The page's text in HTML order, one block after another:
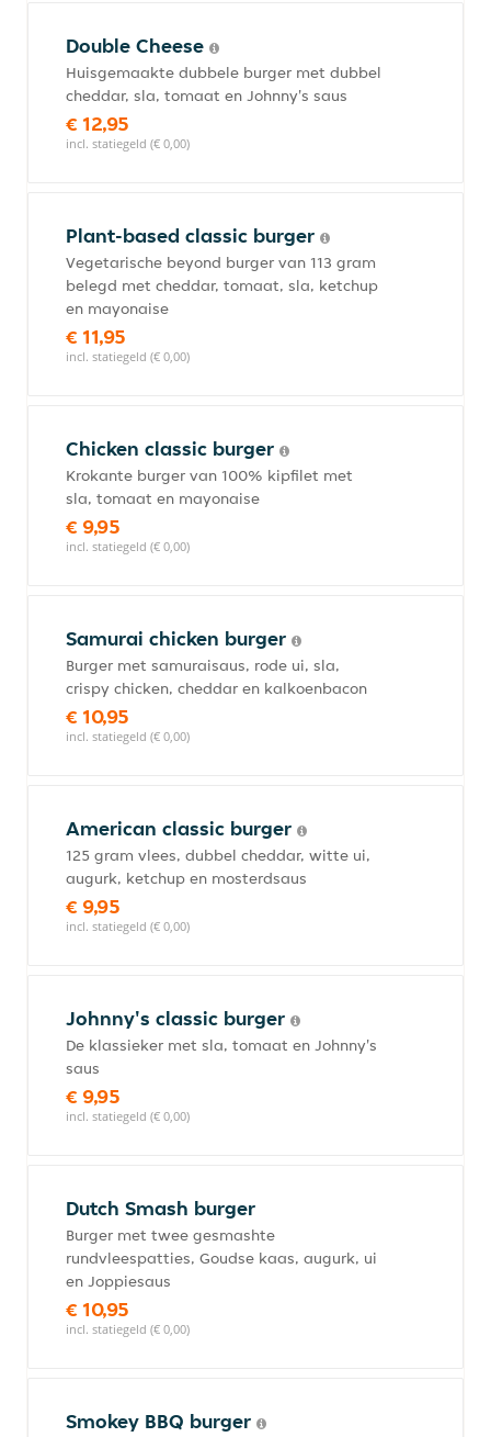
Double Cheese
Huisgemaakte dubbele burger met dubbel
cheddar, sla, tomaat en Johnny's saus
€ 12,95
incl. statiegeld (€ 0,00)
Plant-based classic burger
Vegetarische beyond burger van 113 gram
belegd met cheddar, tomaat, sla, ketchup
en mayonaise
€ 11,95
incl. statiegeld (€ 0,00)
Chicken classic burger
Krokante burger van 100% kipfilet met
sla, tomaat en mayonaise
€ 9,95
incl. statiegeld (€ 0,00)
Samurai chicken burger
Burger met samuraisaus, rode ui, sla,
crispy chicken, cheddar en kalkoenbacon
€ 10,95
incl. statiegeld (€ 0,00)
American classic burger
125 gram vlees, dubbel cheddar, witte ui,
augurk, ketchup en mosterdsaus
€ 9,95
incl. statiegeld (€ 0,00)
Johnny's classic burger
De klassieker met sla, tomaat en Johnny's
saus
€ 9,95
incl. statiegeld (€ 0,00)
Dutch Smash burger
Burger met twee gesmashte
rundvleespatties, Goudse kaas, augurk, ui
en Joppiesaus
€ 10,95
incl. statiegeld (€ 0,00)
Smokey BBQ burger